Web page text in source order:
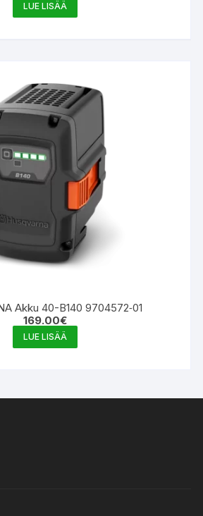
LUE LISÄÄ
Akku 40-B140 9704572‑01
169.00€
LUE LISÄÄ